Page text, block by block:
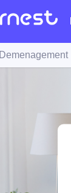
Demenagement